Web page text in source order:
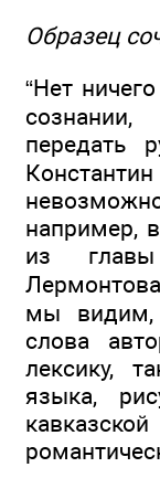
Образец
“Нет
передать
например,
из
мы видим,
слова
лексику,
языка,